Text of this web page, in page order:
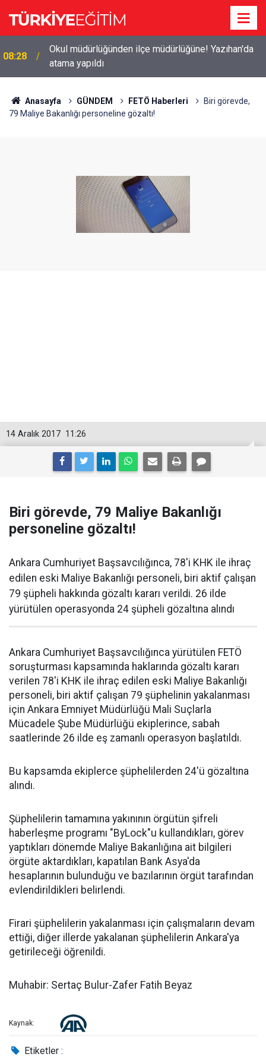
08:28
Okul müdürlüğünden ilçe müdürlüğüne! Yazıhan'da
atama yapıldı
Anasayfa GÜNDEM FETÖ Haberleri
Biri görevde,
79 Maliye Bakanlığı personeline gözaltı!
11:26
14 Aralık 2017
Biri görevde, 79 Maliye Bakanlığı
personeline gözaltı!
Ankara Cumhuriyet Başsavcılığınca, 78'i KHK ile ihraç
edilen eski Maliye Bakanlığı personeli, biri aktif çalışan
79 şüpheli hakkında gözaltı kararı verildi. 26 ilde
yürütülen operasyonda 24 şüpheli gözaltına alındı
Ankara Cumhuriyet Başsavcılığınca yürütülen FETÖ
soruşturması kapsamında haklarında gözaltı kararı
verilen 78'i KHK ile ihraç edilen eski Maliye Bakanlığı
personeli, biri aktif çalışan 79 şüphelinin yakalanması
için Ankara Emniyet Müdürlüğü Mali Suçlarla
Mücadele Şube Müdürlüğü ekiplerince, sabah
saatlerinde 26 ilde eş zamanlı operasyon başlatıldı.
Bu kapsamda ekiplerce şüphelilerden 24'ü gözaltına
alındı.
Şüphelilerin tamamına yakınının örgütün şifreli
haberleşme programı "ByLock"u kullandıkları, görev
yaptıkları dönemde Maliye Bakanlığına ait bilgileri
örgüte aktardıkları, kapatılan Bank Asya'da
hesaplarının bulunduğu ve bazılarının örgüt tarafından
evlendirildikleri belirlendi.
Firari şüphelilerin yakalanması için çalışmaların devam
ettiği, diğer illerde yakalanan şüphelilerin Ankara'ya
getirileceği öğrenildi.
Muhabir: Sertaç Bulur-Zafer Fatih Beyaz
Kaynak:
Etiketler :